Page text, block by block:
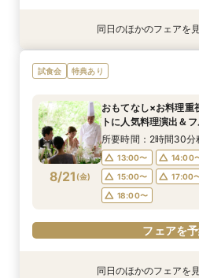
特典あり
8/20( 木)
【90分クイック】後
ト付＊お気軽相談
13:00〜
14:00
15:00〜
17:00
18:00〜
フェアを予
特典あり
8/20( 木)
おもてなし×お料理重
トに人気料理演出＆フ
13:00〜
14:00
15:00〜
17:00
18:00〜
フェアを予
特典あり
8/20( 木)
1枠1組限定【一流シ
エ★コース試食】選べ
所要時間：2時間30分
16:00〜
18:00
19:00〜
フェアを予
特典あり
8/20( 木)
【複数会場検討の方★
積など徹底比較
13:00〜
14:00
16:00〜
18:00
18:30〜
フェアを予
特典あり
8/20( 木)
【ペットと一緒に貸
装など12大特典付
13:00〜
14:00
16:00〜
18:00
18:30〜
フェアを予
同日のほかのフェアを
試食会 特典あり
8/21 (金)
おもてなし×お料理重
トに人気料理演出＆
所要時間：2時間30分
13:00〜
14:00
15:00〜
17:00
18:00〜
フェアを
特典あり
特典あり
特典あり
特典あり
特典あり同日のほかのフェアを